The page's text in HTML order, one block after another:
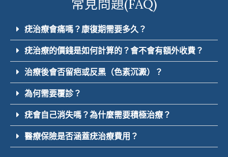
常見問題(FAQ)
疣治療會痛嗎？康復期需要多久？
疣治療的價錢是如何計算的？會不會有額外收費？
治療後會否留疤或反黑（色素沉澱）？
為何需要覆診？
疣會自己消失嗎？為什麼需要積極治療？
醫療保險是否涵蓋疣治療費用？